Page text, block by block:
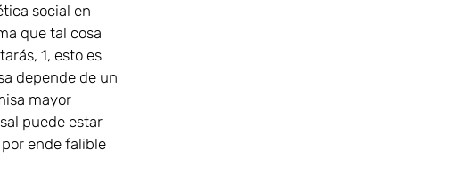
social en
que tal cosa
1, esto es
depende de un
mayor
puede estar
ende falible